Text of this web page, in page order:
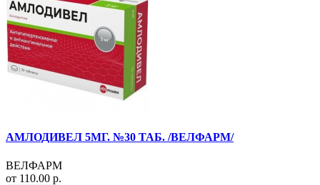
АМЛОДИВЕЛ 5МГ. №30 ТАБ. /ВЕЛФАРМ/
ВЕЛФАРМ
от 110.00 р.